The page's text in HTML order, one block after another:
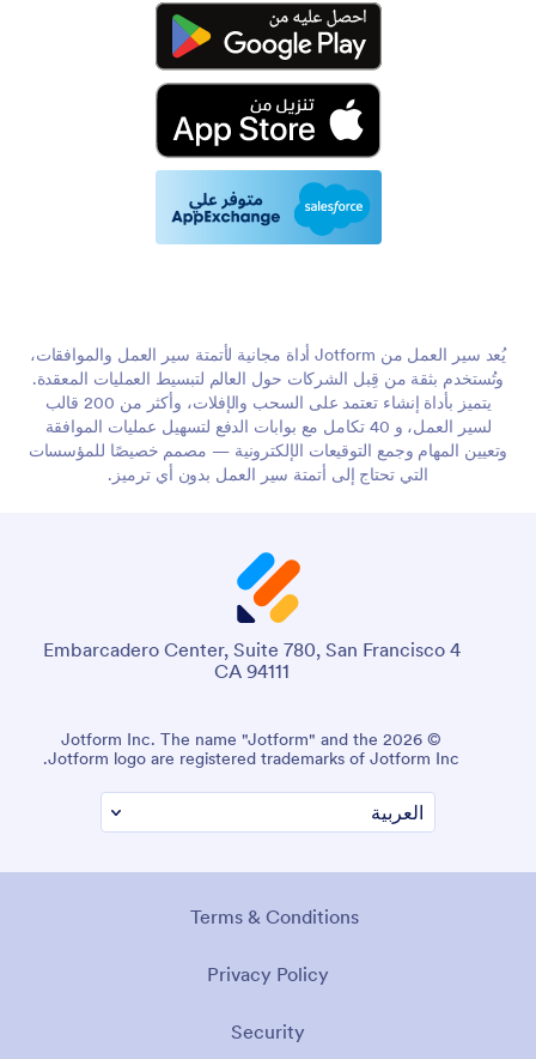
يُعد سير العمل من Jotform أداة مجانية لأتمتة سير العمل والموافقات،
وتُستخدم بثقة من قِبل الشركات حول العالم لتبسيط العمليات المعقدة.
يتميز بأداة إنشاء تعتمد على السحب والإفلات، وأكثر من 200 قالب
لسير العمل، و 40 تكامل مع بوابات الدفع لتسهيل عمليات الموافقة
وتعيين المهام وجمع التوقيعات الإلكترونية — مصمم خصيصًا للمؤسسات
التي تحتاج إلى أتمتة سير العمل بدون أي ترميز.
4 Embarcadero Center, Suite 780, San Francisco
CA 94111
© 2026 Jotform Inc. The name "Jotform" and the
Jotform logo are registered trademarks of Jotform Inc.
Terms & Conditions
Privacy Policy
Security